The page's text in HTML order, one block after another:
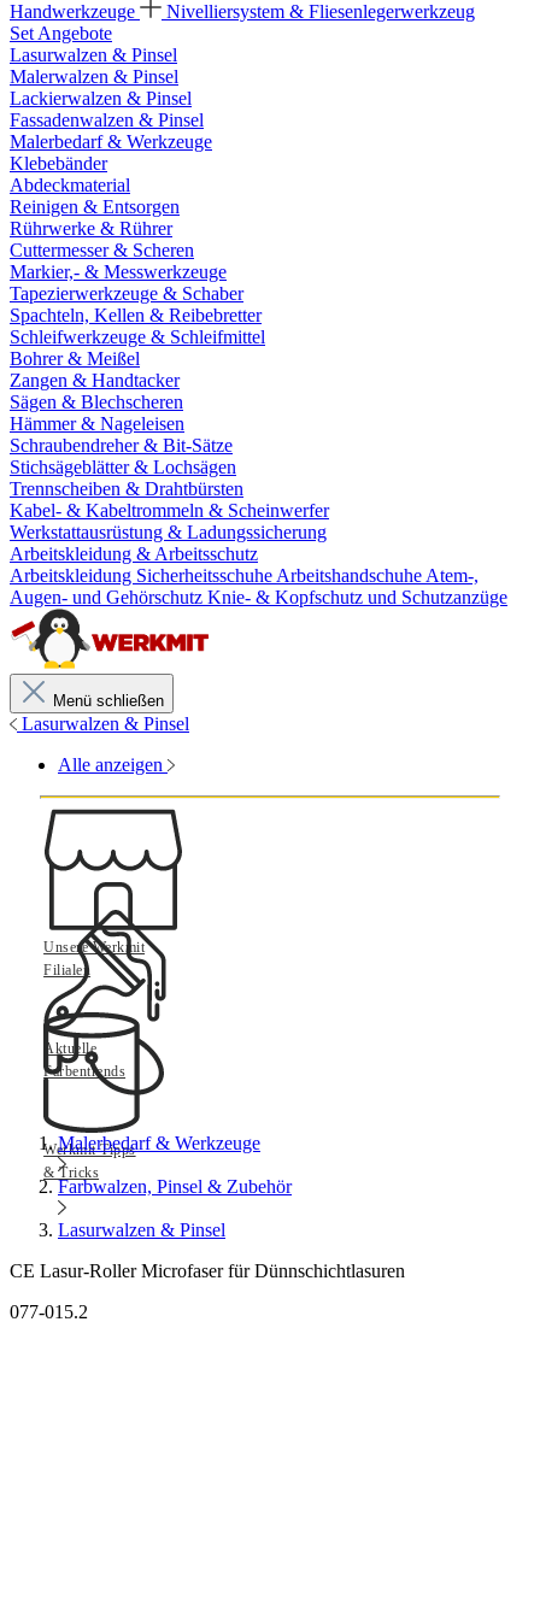
Handwerkzeuge
Nivelliersystem & Fliesenlegerwerkzeug
Set Angebote
Lasurwalzen & Pinsel
Malerwalzen & Pinsel
Lackierwalzen & Pinsel
Fassadenwalzen & Pinsel
Malerbedarf & Werkzeuge
Klebebänder
Abdeckmaterial
Reinigen & Entsorgen
Rührwerke & Rührer
Cuttermesser & Scheren
Markier,- & Messwerkzeuge
Tapezierwerkzeuge & Schaber
Spachteln, Kellen & Reibebretter
Schleifwerkzeuge & Schleifmittel
Bohrer & Meißel
Zangen & Handtacker
Sägen & Blechscheren
Hämmer & Nageleisen
Schraubendreher & Bit-Sätze
Stichsägeblätter & Lochsägen
Trennscheiben & Drahtbürsten
Kabel- & Kabeltrommeln & Scheinwerfer
Werkstattausrüstung & Ladungssicherung
Arbeitskleidung & Arbeitsschutz
Arbeitskleidung Sicherheitsschuhe Arbeitshandschuhe Atem-,
Augen- und Gehörschutz Knie- & Kopfschutz und Schutzanzüge
Menü schließen
Lasurwalzen & Pinsel
Alle anzeigen
Unsere Werkmit
Filialen
Aktuelle
Farbentrends
Werkmit Tipps
& Tricks
Malerbedarf & Werkzeuge
Farbwalzen, Pinsel & Zubehör
Lasurwalzen & Pinsel
CE Lasur-Roller Microfaser für Dünnschichtlasuren
077-015.2